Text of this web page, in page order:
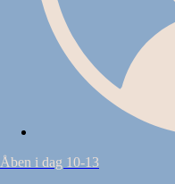
Åben i dag 10-13